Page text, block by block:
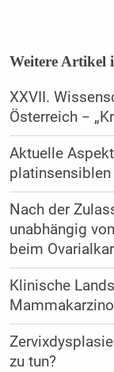
Weitere
XXVII.
Österreich −
Aktuelle
platinsensiblen
Nach der
unabhängig
beim
Klinische
zu tun?